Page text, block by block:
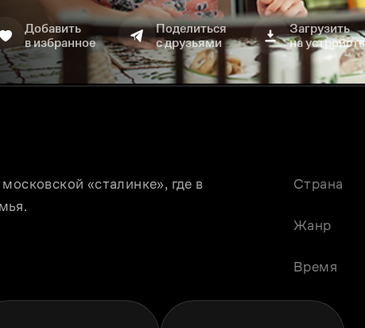
Добавить
в избранное
Поделиться
с друзьями
Загрузить
на
«сталинке», где в
Страна
Жанр
Время